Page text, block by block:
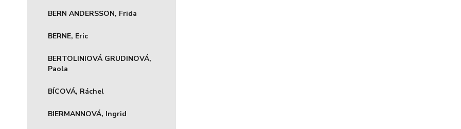
BERN ANDERSSON, Frida
BERNE, Eric
BERTOLINIOVÁ GRUDINOVÁ,
Paola
BÍCOVÁ, Ráchel
BIERMANNOVÁ, Ingrid